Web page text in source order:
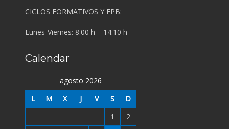
CICLOS FORMATIVOS Y FPB:
Lunes-Viernes: 8:00 h – 14:10 h
Calendar
agosto 2026
L
M X J V S
D
1
2